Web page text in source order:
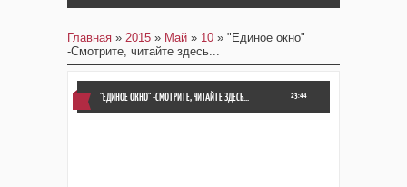
Главная » 2015 » Май » 10 » "Единое окно"
-Смотрите, читайте здесь...
23:44
"ЕДИНОЕ ОКНО" -СМОТРИТЕ, ЧИТАЙТЕ ЗДЕСЬ...